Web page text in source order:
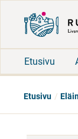
Etusivu
Etusivu